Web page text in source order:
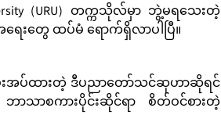
(URU) တက္ကသိုလ်မှာ ဘွဲ့မရသေးတဲ့
းတွေ ထပ်မံ ရောက်ရှိလာပါပြီ။
အပ်ထားတဲ့ ဒီပညာတော်သင်ဆုဟာဆိုရင်
ဘာသာစကားပိုင်းဆိုင်ရာ စိတ်ဝင်စားတဲ့